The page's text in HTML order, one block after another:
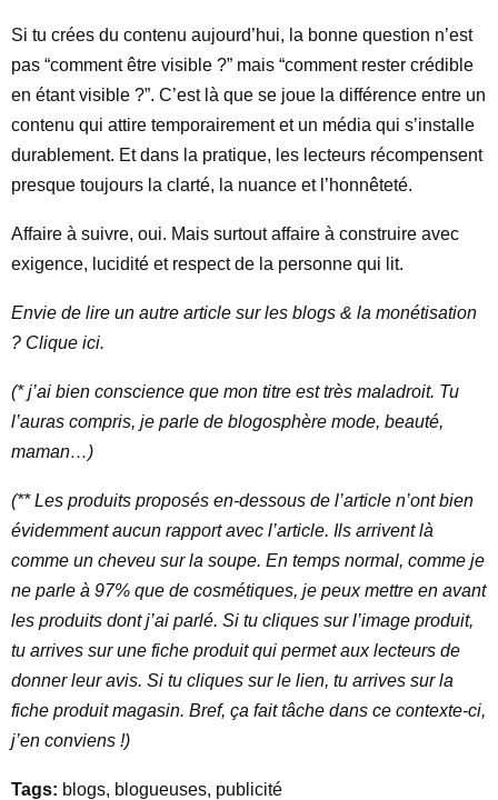
Si tu crées du contenu aujourd’hui, la bonne question n’est
pas “comment être visible ?” mais “comment rester crédible
en étant visible ?”. C’est là que se joue la différence entre un
contenu qui attire temporairement et un média qui s’installe
durablement. Et dans la pratique, les lecteurs récompensent
presque toujours la clarté, la nuance et l’honnêteté.
Affaire à suivre, oui. Mais surtout affaire à construire avec
exigence, lucidité et respect de la personne qui lit.
Envie de lire un autre article sur les blogs & la monétisation
? Clique ici.
(* j’ai bien conscience que mon titre est très maladroit. Tu
l’auras compris, je parle de blogosphère mode, beauté,
maman…)
(** Les produits proposés en-dessous de l’article n’ont bien
évidemment aucun rapport avec l’article. Ils arrivent là
comme un cheveu sur la soupe. En temps normal, comme je
ne parle à 97% que de cosmétiques, je peux mettre en avant
les produits dont j’ai parlé. Si tu cliques sur l’image produit,
tu arrives sur une fiche produit qui permet aux lecteurs de
donner leur avis. Si tu cliques sur le lien, tu arrives sur la
fiche produit magasin. Bref, ça fait tâche dans ce contexte-ci,
j’en conviens !)
Tags: blogs, blogueuses, publicité